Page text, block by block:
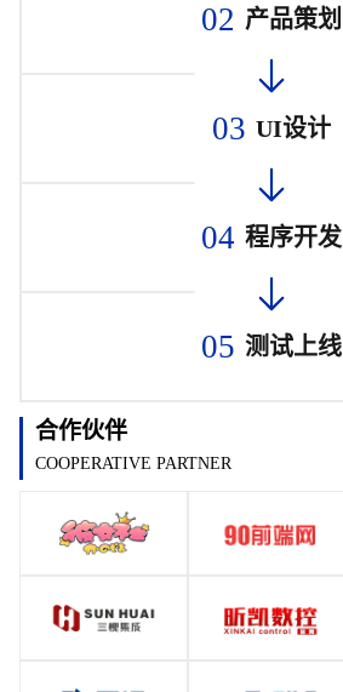
02 产品策划
03 UI设计
04 程序开发
05 测试上线
合作伙伴
COOPERATIVE PARTNER